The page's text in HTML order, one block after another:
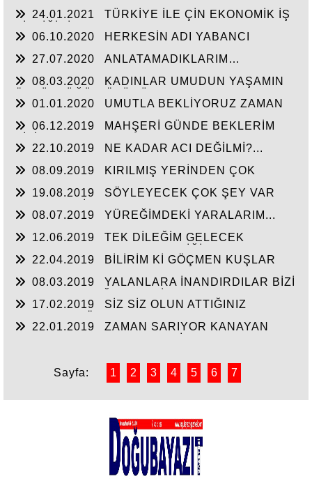
24.01.2021
TÜRKİYE İLE ÇİN EKONOMİK İŞ
06.10.2020
HERKESİN ADI YABANCI
27.07.2020
ANLATAMADIKLARIM…
08.03.2020
KADINLAR UMUDUN YAŞAMIN
01.01.2020
UMUTLA BEKLİYORUZ ZAMAN
06.12.2019
MAHŞERİ GÜNDE BEKLERİM
22.10.2019
NE KADAR ACI DEĞİLMİ?...
08.09.2019
KIRILMIŞ YERİNDEN ÇOK
19.08.2019
SÖYLEYECEK ÇOK ŞEY VAR
08.07.2019
YÜREĞİMDEKİ YARALARIM...
12.06.2019
TEK DİLEĞİM GELECEK
YAŞATMASI...
22.04.2019
BİLİRİM Kİ GÖÇMEN KUŞLAR
08.03.2019
YALANLARA İNANDIRDILAR BİZİ
17.02.2019
SİZ SİZ OLUN ATTIĞINIZ
22.01.2019
ZAMAN SARIYOR KANAYAN
Sayfa: 1 2 3 4 5 6 7